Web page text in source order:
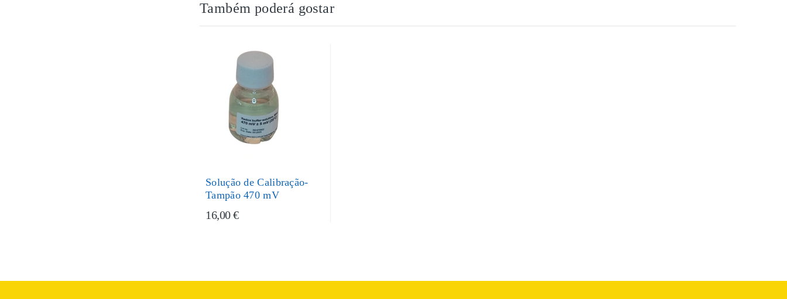
Também poderá gostar
Solução de Calibração-
Tampão 470 mV
16,00 €